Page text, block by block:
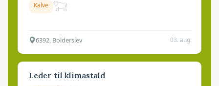
Kalve
6392, Bolderslev 03. aug.
Leder til klimastald